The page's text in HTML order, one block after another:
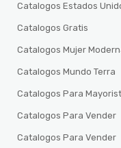
Catalogos Estados
Catalogos Gratis
Catalogos Mujer
Catalogos Mundo Terra
Catalogos Para
Catalogos Para Vender
Catalogos Para Vender